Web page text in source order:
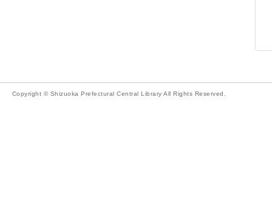
Copyright © Shizuoka Prefectural Central Library All Rights Reserved.